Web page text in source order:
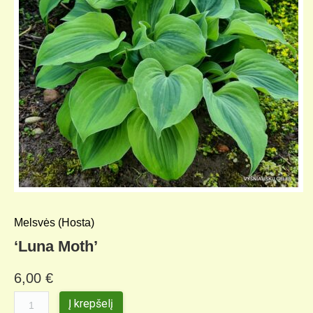
KELIONIŲ GALERIJA
Melsvės (Hosta)
‘Luna Moth’
6,00 €
Į krepšelį